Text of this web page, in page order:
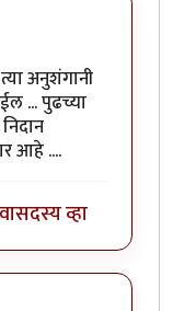
अनुशंगानी
... पुढच्या
आहे ....
सदस्य व्हा